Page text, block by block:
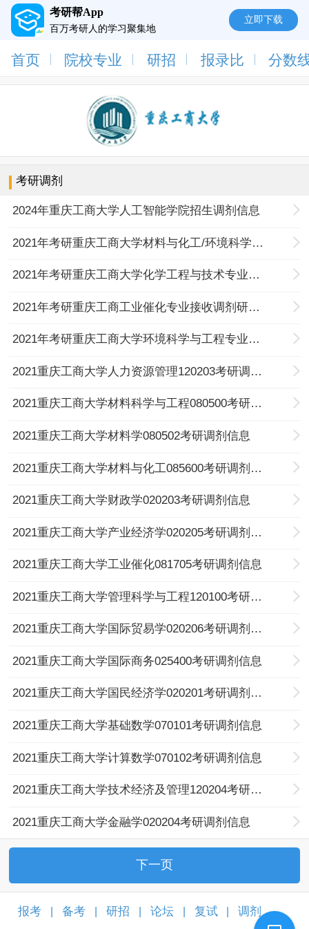
考研帮App
百万考研人的学习聚集地
立即下载
首页 院校专业 研招 报录比 分数
考研调剂
2024年重庆工商大学人工智能学院招生调剂信息
2021年考研重庆工商大学材料与化工/环境科学与工程硕士研究生调剂的通知
2021年考研重庆工商大学化学工程与技术专业接收调剂研究生的通知
2021年考研重庆工商工业催化专业接收调剂研究生的通知
2021年考研重庆工商大学环境科学与工程专业接收调剂研究生的通知
2021重庆工商大学人力资源管理120203考研调剂信息
2021重庆工商大学材料科学与工程080500考研调剂信息
2021重庆工商大学材料学080502考研调剂信息
2021重庆工商大学材料与化工085600考研调剂信息
2021重庆工商大学财政学020203考研调剂信息
2021重庆工商大学产业经济学020205考研调剂信息
2021重庆工商大学工业催化081705考研调剂信息
2021重庆工商大学管理科学与工程120100考研调剂信息
2021重庆工商大学国际贸易学020206考研调剂信息
2021重庆工商大学国际商务025400考研调剂信息
2021重庆工商大学国民经济学020201考研调剂信息
2021重庆工商大学基础数学070101考研调剂信息
2021重庆工商大学计算数学070102考研调剂信息
2021重庆工商大学技术经济及管理120204考研调剂信息
2021重庆工商大学金融学020204考研调剂信息
下一页
报考 备考 研招 论坛 复试 调剂